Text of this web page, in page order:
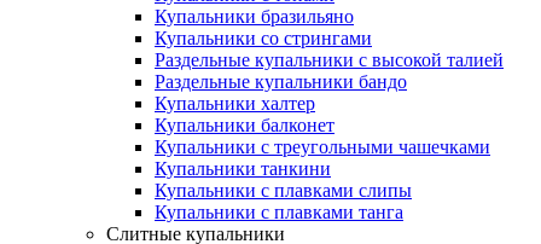
Купальники бразильяно
Купальники со стрингами
Раздельные купальники с высокой талией
Раздельные купальники бандо
Купальники халтер
Купальники балконет
Купальники с треугольными чашечками
Купальники танкини
Купальники с плавками слипы
Купальники с плавками танга
Слитные купальники